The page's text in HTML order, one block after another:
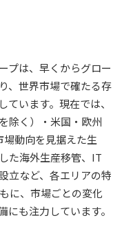
プは、早くからグロー
、世界市場で確たる存
います。現在では、
除く）・米国・欧州
動向を見据えた生
た海外生産移管、IT
立など、各エリアの特
に、市場ごとの変化
も注力しています。